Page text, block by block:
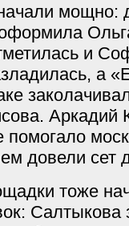
мощно:
и
а
Аркадий
довели сет
тоже
Салтыкова